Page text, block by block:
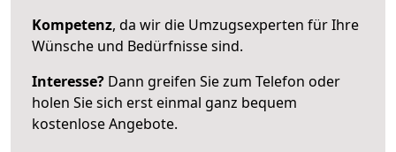
Kompetenz, da wir die Umzugsexperten für Ihre
Wünsche und Bedürfnisse sind.
Interesse? Dann greifen Sie zum Telefon oder
holen Sie sich erst einmal ganz bequem
kostenlose Angebote.